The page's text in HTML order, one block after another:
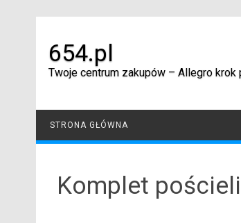
654.pl
Twoje centrum zakupów – Allegro krok
STRONA GŁÓWNA
Komplet